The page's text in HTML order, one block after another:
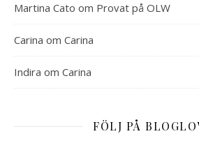
Martina Cato om Provat på OLW
Carina om Carina
Indira om Carina
FÖLJ PÅ